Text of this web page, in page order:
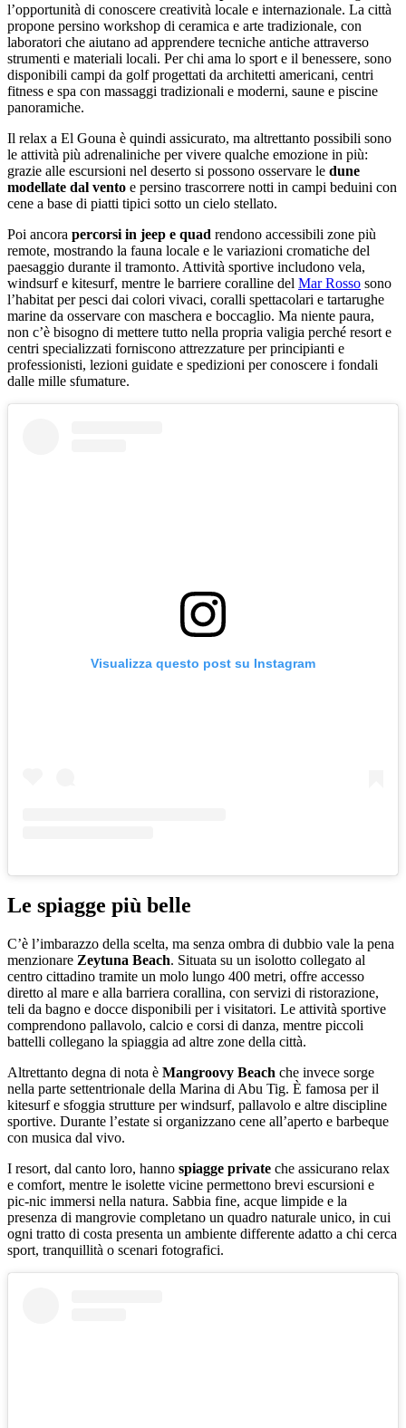
l’opportunità di conoscere creatività locale e internazionale. La città
propone persino workshop di ceramica e arte tradizionale, con
laboratori che aiutano ad apprendere tecniche antiche attraverso
strumenti e materiali locali. Per chi ama lo sport e il benessere, sono
disponibili campi da golf progettati da architetti americani, centri
fitness e spa con massaggi tradizionali e moderni, saune e piscine
panoramiche.
Il relax a El Gouna è quindi assicurato, ma altrettanto possibili sono
le attività più adrenaliniche per vivere qualche emozione in più:
grazie alle escursioni nel deserto si possono osservare le dune
modellate dal vento e persino trascorrere notti in campi beduini con
cene a base di piatti tipici sotto un cielo stellato.
Poi ancora percorsi in jeep e quad rendono accessibili zone più
remote, mostrando la fauna locale e le variazioni cromatiche del
paesaggio durante il tramonto. Attività sportive includono vela,
windsurf e kitesurf, mentre le barriere coralline del Mar Rosso sono
l’habitat per pesci dai colori vivaci, coralli spettacolari e tartarughe
marine da osservare con maschera e boccaglio. Ma niente paura,
non c’è bisogno di mettere tutto nella propria valigia perché resort e
centri specializzati forniscono attrezzature per principianti e
professionisti, lezioni guidate e spedizioni per conoscere i fondali
dalle mille sfumature.
Visualizza questo post su Instagram
Le spiagge più belle
C’è l’imbarazzo della scelta, ma senza ombra di dubbio vale la pena
menzionare Zeytuna Beach. Situata su un isolotto collegato al
centro cittadino tramite un molo lungo 400 metri, offre accesso
diretto al mare e alla barriera corallina, con servizi di ristorazione,
teli da bagno e docce disponibili per i visitatori. Le attività sportive
comprendono pallavolo, calcio e corsi di danza, mentre piccoli
battelli collegano la spiaggia ad altre zone della città.
Altrettanto degna di nota è Mangroovy Beach che invece sorge
nella parte settentrionale della Marina di Abu Tig. È famosa per il
kitesurf e sfoggia strutture per windsurf, pallavolo e altre discipline
sportive. Durante l’estate si organizzano cene all’aperto e barbeque
con musica dal vivo.
I resort, dal canto loro, hanno spiagge private che assicurano relax
e comfort, mentre le isolette vicine permettono brevi escursioni e
pic-nic immersi nella natura. Sabbia fine, acque limpide e la
presenza di mangrovie completano un quadro naturale unico, in cui
ogni tratto di costa presenta un ambiente differente adatto a chi cerca
sport, tranquillità o scenari fotografici.